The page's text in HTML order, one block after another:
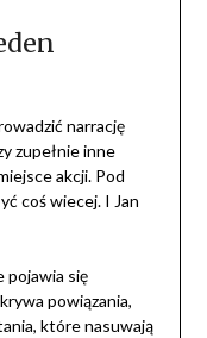
narrację
zupełnie inne
akcji. Pod
coś wiecej. I Jan
pojawia się
powiązania,
które nasuwają